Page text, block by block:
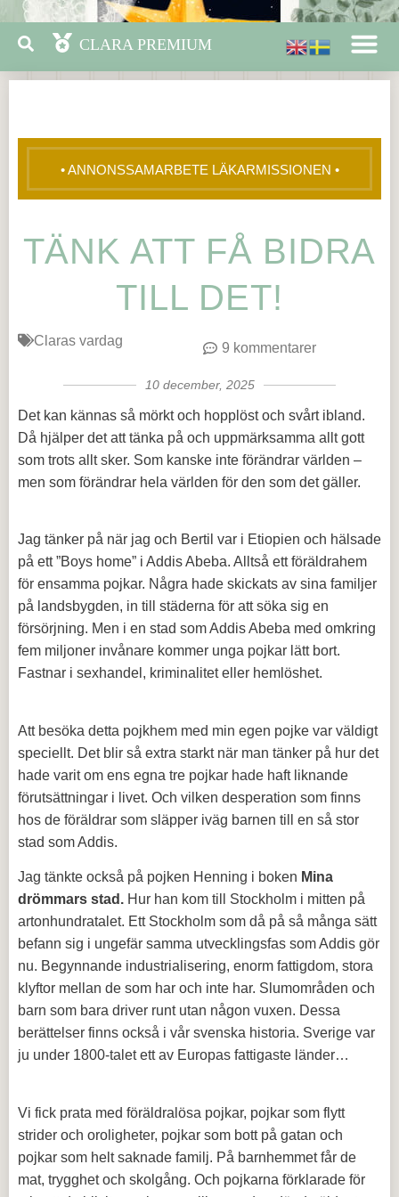
• ANNONSSAMARBETE LÄKARMISSIONEN •
TÄNK ATT FÅ BIDRA
TILL DET!
Claras vardag 9 kommentarer
10 december, 2025
Det kan kännas så mörkt och hopplöst och svårt ibland.
Då hjälper det att tänka på och uppmärksamma allt gott
som trots allt sker. Som kanske inte förändrar världen –
men som förändrar hela världen för den som det gäller.
Jag tänker på när jag och Bertil var i Etiopien och hälsade
på ett ”Boys home” i Addis Abeba. Alltså ett föräldrahem
för ensamma pojkar. Några hade skickats av sina familjer
på landsbygden, in till städerna för att söka sig en
försörjning. Men i en stad som Addis Abeba med omkring
fem miljoner invånare kommer unga pojkar lätt bort.
Fastnar i sexhandel, kriminalitet eller hemlöshet.
Att besöka detta pojkhem med min egen pojke var väldigt
speciellt. Det blir så extra starkt när man tänker på hur det
hade varit om ens egna tre pojkar hade haft liknande
förutsättningar i livet. Och vilken desperation som finns
hos de föräldrar som släpper iväg barnen till en så stor
stad som Addis.
Jag tänkte också på pojken Henning i boken Mina
drömmars stad. Hur han kom till Stockholm i mitten på
artonhundratalet. Ett Stockholm som då på så många sätt
befann sig i ungefär samma utvecklingsfas som Addis gör
nu. Begynnande industrialisering, enorm fattigdom, stora
klyftor mellan de som har och inte har. Slumområden och
barn som bara driver runt utan någon vuxen. Dessa
berättelser finns också i vår svenska historia. Sverige var
ju under 1800-talet ett av Europas fattigaste länder…
Vi fick prata med föräldralösa pojkar, pojkar som flytt
strider och oroligheter, pojkar som bott på gatan och
pojkar som helt saknade familj. På barnhemmet får de
mat, trygghet och skolgång. Och pojkarna förklarade för